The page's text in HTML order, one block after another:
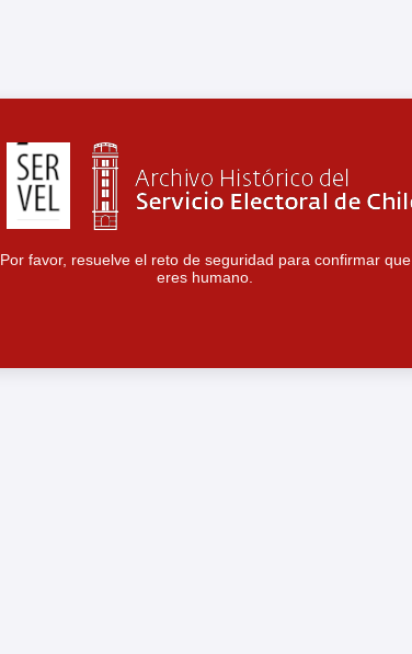
Por favor, resuelve el reto de seguridad para confirmar que
eres humano.